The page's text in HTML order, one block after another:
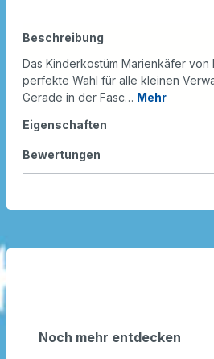
Beschreibung
Das Kinderkostüm Marienkäfer von
perfekte Wahl für alle kleinen
Gerade in der Fasc… Mehr
Eigenschaften
Bewertungen
Noch mehr entdecken